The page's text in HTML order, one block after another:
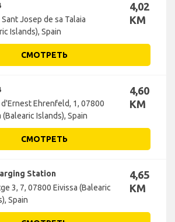
Josep de sa Talaia
Islands), Spain
4,02
KM
СМОТРЕТЬ
Ehrenfeld, 1, 07800
(Balearic Islands), Spain
4,60
KM
СМОТРЕТЬ
Station
3, 7, 07800 Eivissa (Balearic
Spain
4,65
KM